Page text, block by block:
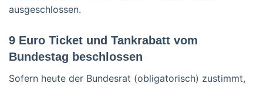
ausgeschlossen.
9 Euro Ticket und Tankrabatt vom
Bundestag beschlossen
Sofern heute der Bundesrat (obligatorisch) zustimmt,